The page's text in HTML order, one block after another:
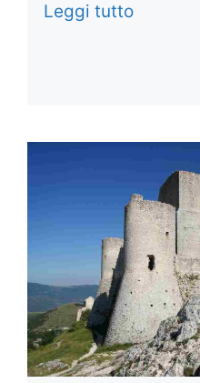
Leggi tutto